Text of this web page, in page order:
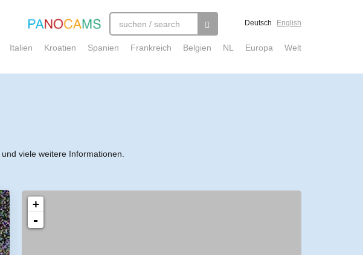
Deutsch English
Italien Kroatien Spanien Frankreich Belgien NL Europa Welt
und viele weitere Informationen.
+
-